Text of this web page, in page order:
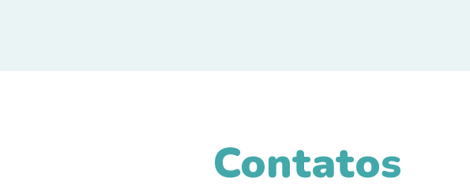
Contatos